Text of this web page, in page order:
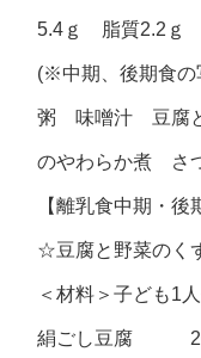
5.4ｇ 脂質2.2ｇ
(※中期、後期食の
粥 味噌汁 豆腐
のやわらか煮 さ
【離乳食中期・後
☆豆腐と野菜のく
＜材料＞子ども1
絹ごし豆腐